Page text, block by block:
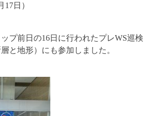
17日）
プ前日の16日に行われたプレWS巡検
と地形）にも参加しました。